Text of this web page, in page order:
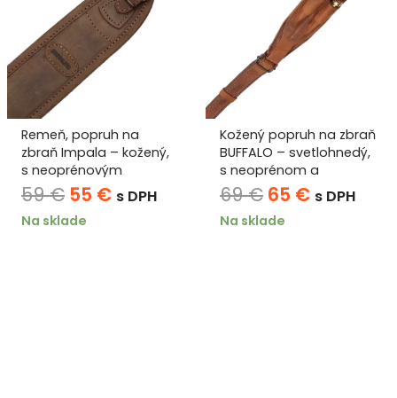
Remeň, popruh na
zbraň Impala – kožený,
s neoprénovým
podšitím
59€ Pôvodná
cena
55 €Aktuálna
s DPH
Na sklade
Kožený popruh na zbraň
BUFFALO – svetlohnedý,
s neoprénom a
držiakom na náboje
69€ Pôvodná
cena
65 €Aktuálna
s DPH
Na sklade